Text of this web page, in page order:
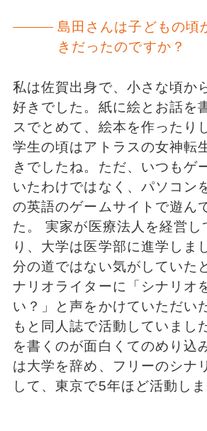
島田さんは子どもの頃
きだったのですか？
私は佐賀出身で、小さな頃か
好きでした。紙に絵とお話を
スでとめて、絵本を作ったり
学生の頃はアトラスの女神転
きでしたね。ただ、いつもゲ
いたわけではなく、パソコン
の英語のゲームサイトで遊ん
た。 実家が医療法人を経営し
り、大学は医学部に進学しま
分の道ではない気がしていた
ナリオライターに「シナリオ
い？」と声をかけていただい
もと同人誌で活動していまし
を書くのが面白くてのめり込
は大学を辞め、フリーのシナ
して、東京で5年ほど活動しま